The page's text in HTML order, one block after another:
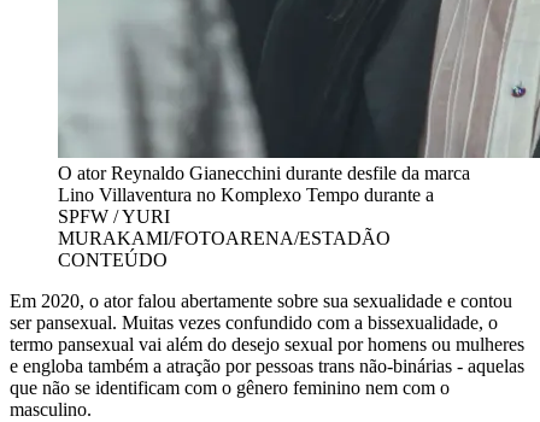
O ator Reynaldo Gianecchini durante desfile da marca
Lino Villaventura no Komplexo Tempo durante a
SPFW / YURI
MURAKAMI/FOTOARENA/ESTADÃO
CONTEÚDO
Em 2020, o ator falou abertamente sobre sua sexualidade e contou
ser pansexual. Muitas vezes confundido com a bissexualidade, o
termo pansexual vai além do desejo sexual por homens ou mulheres
e engloba também a atração por pessoas trans não-binárias - aquelas
que não se identificam com o gênero feminino nem com o
masculino.